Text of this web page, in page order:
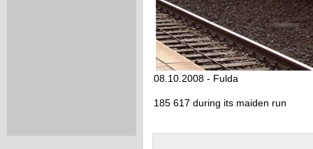
08.10.2008 - Fulda
185 617 during its maiden run